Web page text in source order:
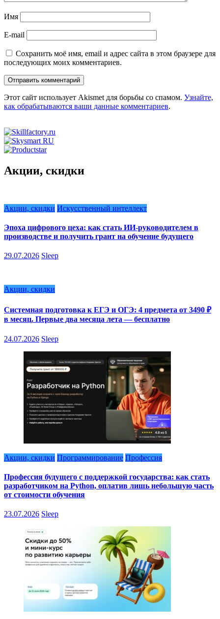
Имя
E-mail
Сохранить моё имя, email и адрес сайта в этом браузере для
последующих моих комментариев.
Этот сайт использует Akismet для борьбы со спамом. Узнайте,
как обрабатываются ваши данные комментариев.
Акции, скидки
Акции, скидки Искусственный интеллект
Эпоха цифрового цеха: как стать ИИ-руководителем в
производстве и получить грант на обучение будущего
29.07.2026 Sleep
Акции, скидки
Системная подготовка к ЕГЭ и ОГЭ: 4 предмета от 3490 ₽
в месяц. Первые два месяца лета — бесплатно
24.07.2026 Sleep
Акции, скидки Программирование Профессия
Профессия будущего с поддержкой государства: как стать
разработчиком на Python, оплатив лишь небольшую часть
от стоимости обучения
23.07.2026 Sleep